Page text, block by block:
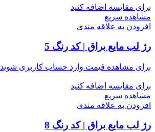
برای مقایسه اضافه کنید
مشاهده سریع
افزودن به علاقه مندی
رژ لب مایع براق | کد رنگ 5
برای مشاهده قیمت وارد حساب کاربری شوید
برای مقایسه اضافه کنید
مشاهده سریع
افزودن به علاقه مندی
رژ لب مایع براق | کد رنگ 8